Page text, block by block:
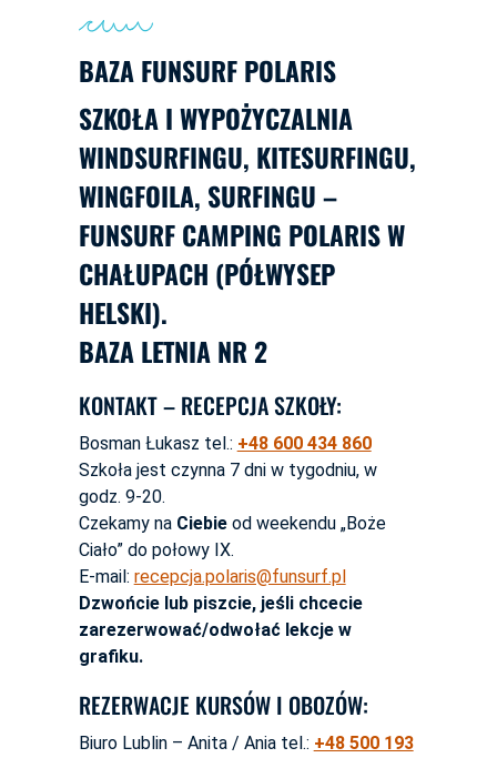
BAZA FUNSURF POLARIS
SZKOŁA I WYPOŻYCZALNIA
WINDSURFINGU, KITESURFINGU,
WINGFOILA, SURFINGU –
FUNSURF CAMPING POLARIS W
CHAŁUPACH (PÓŁWYSEP
HELSKI).
BAZA LETNIA NR 2
KONTAKT – RECEPCJA SZKOŁY:
Bosman Łukasz tel.: +48 600 434 860
Szkoła jest czynna 7 dni w tygodniu, w
godz. 9-20.
Czekamy na Ciebieod weekendu „Boże
Ciało” do połowy IX.
E-mail: recepcja.polaris@funsurf.pl
Dzwońcie lub piszcie, jeśli chcecie
zarezerwować/odwołać lekcje w
grafiku.
REZERWACJE KURSÓW I OBOZÓW:
Biuro Lublin – Anita / Ania tel.: +48 500 193